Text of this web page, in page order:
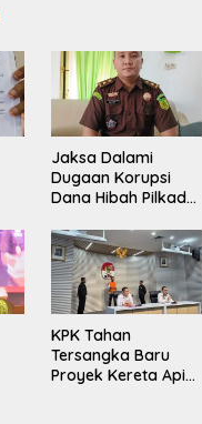
Jaksa Dalami
Dugaan Korupsi
Dana Hibah Pilkada
Kaur
KPK Tahan
Tersangka Baru
Proyek Kereta Api